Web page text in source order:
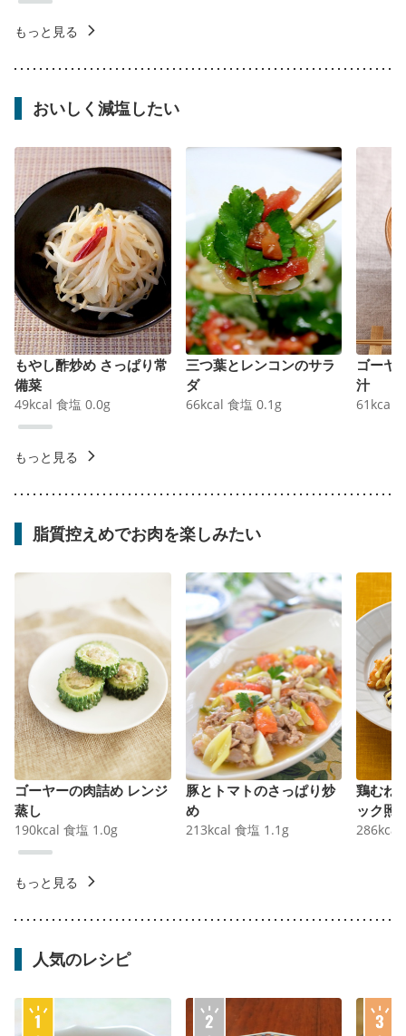
もっと見る
おいしく減塩したい
もやし酢炒め さっぱり常
備菜
49kcal 食塩 0.0g
三つ葉とレンコンのサラ
ダ
66kcal 食塩 0.1 g
ゴーヤ
汁
61 kcal
もっと見る
脂質控えめでお肉を楽しみたい
ゴーヤーの肉詰め レンジ
蒸し
190kcal 食塩 1.0g
豚とトマトのさっぱり炒
め
213kcal 食塩 1.1 g
鶏むね
ック照
286kcal
もっと見る
人気のレシピ